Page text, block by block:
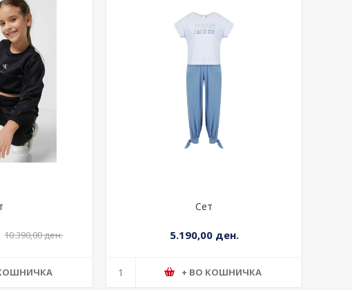
10.390,00 ден.
Сет
5.190,00 ден.
+ ВО КОШНИЧКА